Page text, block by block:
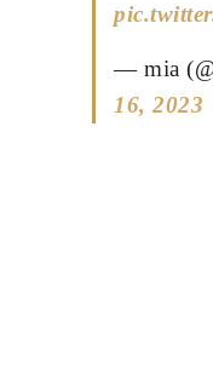
— mia
16, 2023